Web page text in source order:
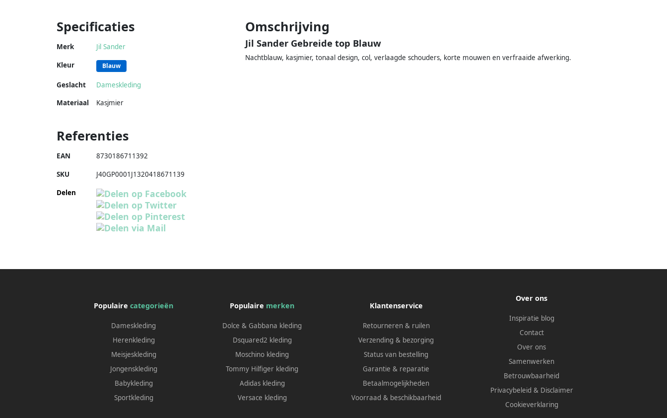
Specificaties
Merk Jil Sander
Kleur Blauw
Geslacht
Dameskleding
Materiaal
Kasjmier
Omschrijving
Jil Sander Gebreide top Blauw
Nachtblauw, kasjmier, tonaal design, col, verlaagde schouders, korte mouwen en verfraaide afwerking.
Referenties
EAN 8730186711392
SKU J40GP0001J1320418671139
Delen
Populairecategorieën
Dameskleding
Herenkleding
Meisjeskleding
Jongenskleding
Babykleding
Sportkleding
Populaire merken
Dolce & Gabbana kleding
Dsquared2 kleding
Moschino kleding
Tommy Hilfiger kleding
Adidas kleding
Versace kleding
Klantenservice
Retourneren & ruilen
Verzending & bezorging
Status van bestelling
Garantie & reparatie
Betaalmogelijkheden
Voorraad & beschikbaarheid
Over ons
Inspiratie blog
Contact
Over ons
Samenwerken
Betrouwbaarheid
Privacybeleid & Disclaimer
Cookieverklaring